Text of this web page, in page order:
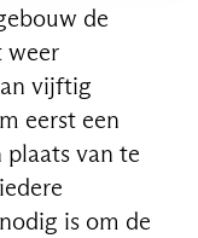
de
weer
vijftig
eerst een
van te
is om de